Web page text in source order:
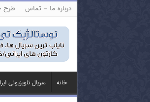
درباره ما – تماس طرح
خانه سریال تلویزیونی